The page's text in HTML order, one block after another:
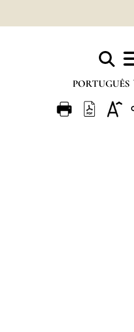
PORTUGUÊS
FRANÇAIS